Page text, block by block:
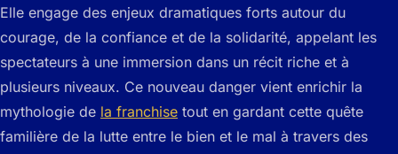
Elle engage des enjeux dramatiques forts autour du
courage, de la confiance et de la solidarité, appelant les
spectateurs à une immersion dans un récit riche et à
plusieurs niveaux. Ce nouveau danger vient enrichir la
mythologie de la franchise tout en gardant cette quête
familière de la lutte entre le bien et le mal à travers des